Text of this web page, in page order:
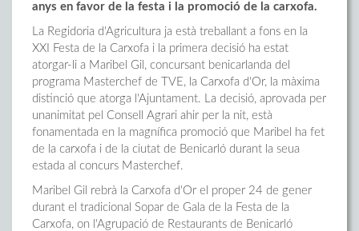
anys en favor de la festa i la promoció de la carxofa.
La Regidoria d'Agricultura ja està treballant a fons en la
XXI Festa de la Carxofa i la primera decisió ha estat
atorgar-li a Maribel Gil, concursant benicarlanda del
programa Masterchef de TVE, la Carxofa d'Or, la màxima
distinció que atorga l'Ajuntament. La decisió, aprovada per
unanimitat pel Consell Agrari ahir per la nit, està
fonamentada en la magnífica promoció que Maribel ha fet
de la carxofa i de la ciutat de Benicarló durant la seua
estada al concurs Masterchef.
Maribel Gil rebrà la Carxofa d'Or el proper 24 de gener
durant el tradicional Sopar de Gala de la Festa de la
Carxofa, on l'Agrupació de Restaurants de Benicarló